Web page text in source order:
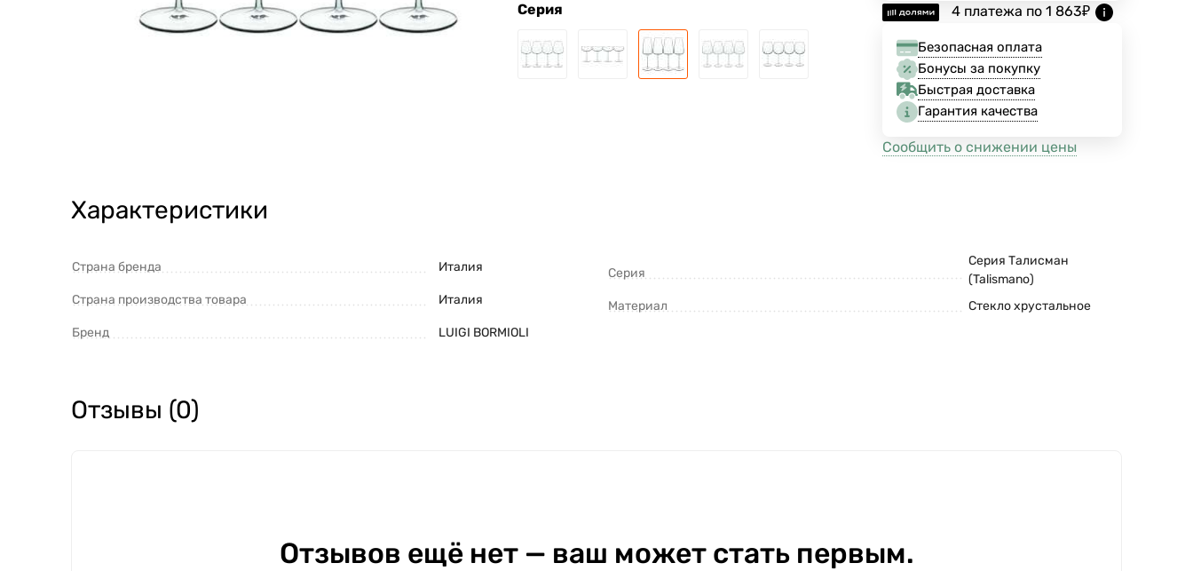
Серия 4 платежа по1 863₽
Безопасная оплата
Бонусы за покупку
Быстрая доставка
Гарантия качества
Сообщить о снижении цены
Характеристики
Страна бренда Италия
Страна производства товара Италия
Бренд LUIGI BORMIOLI
Серия
Серия Талисман
(Talismano)
Материал
Стекло хрустальное
Отзывы (0)
Отзывов ещё нет — ваш может стать первым.